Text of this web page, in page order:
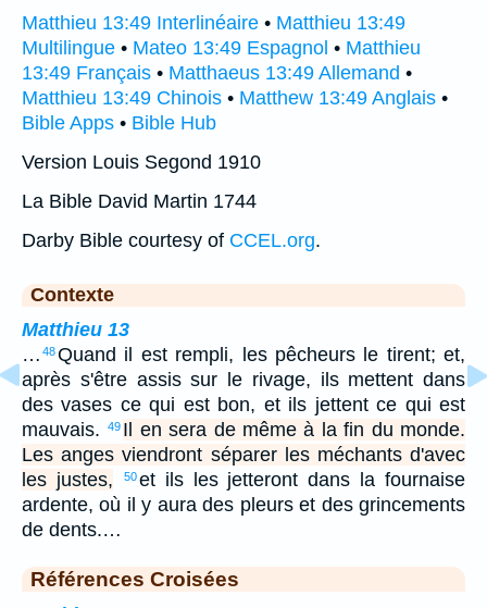
Matthieu 13:49 Interlinéaire • Matthieu 13:49
Multilingue • Mateo 13:49 Espagnol • Matthieu
13:49 Français • Matthaeus 13:49 Allemand •
Matthieu 13:49 Chinois • Matthew 13:49 Anglais •
Bible Apps • Bible Hub
Version Louis Segond 1910
La Bible David Martin 1744
Darby Bible courtesy of CCEL.org.
Contexte
Matthieu 13
… 48Quand il est rempli, les pêcheurs le tirent; et,
après s'être assis sur le rivage, ils mettent dans
des vases ce qui est bon, et ils jettent ce qui est
mauvais.
49 Il en sera de même à la fin du monde.
Les anges viendront séparer les méchants d'avec
les justes,
50et ils les jetteront dans la fournaise
ardente, où il y aura des pleurs et des grincements
de dents.…
Références Croisées